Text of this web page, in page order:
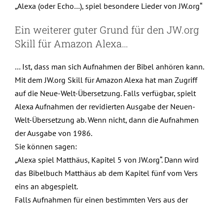
„Alexa (oder Echo…), spiel besondere Lieder von JW.org“
Ein weiterer guter Grund für den JW.org
Skill für Amazon Alexa…
… Ist, dass man sich Aufnahmen der Bibel anhören kann.
Mit dem JW.org Skill für Amazon Alexa hat man Zugriff
auf die Neue-Welt-Übersetzung. Falls verfügbar, spielt
Alexa Aufnahmen der revidierten Ausgabe der Neuen-
Welt-Übersetzung ab. Wenn nicht, dann die Aufnahmen
der Ausgabe von 1986.
Sie können sagen:
„Alexa spiel Matthäus, Kapitel 5 von JW.org“. Dann wird
das Bibelbuch Matthäus ab dem Kapitel fünf vom Vers
eins an abgespielt.
Falls Aufnahmen für einen bestimmten Vers aus der